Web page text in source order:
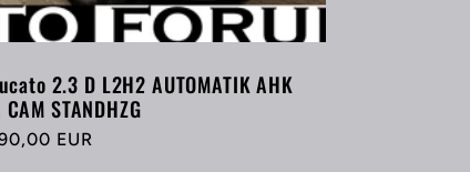
2.3 D L2H2 AUTOMATIK AHK
STANDHZG
EUR